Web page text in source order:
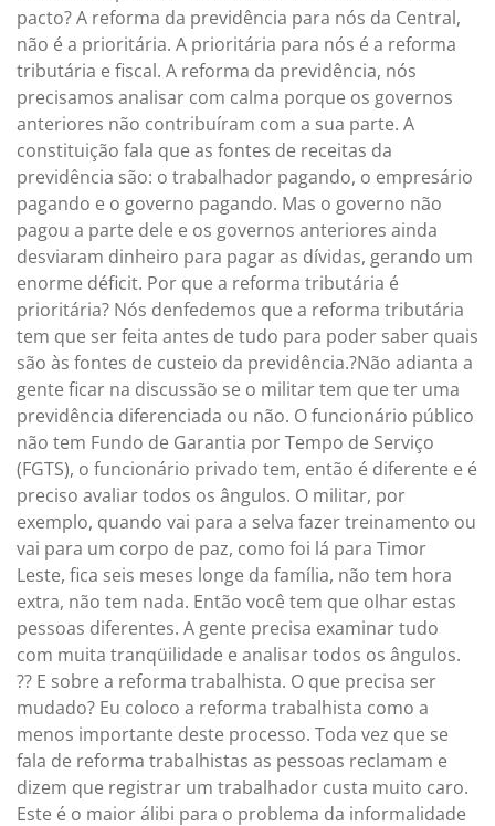
pacto? A reforma da previdência para nós da Central,
não é a prioritária. A prioritária para nós é a reforma
tributária e fiscal. A reforma da previdência, nós
precisamos analisar com calma porque os governos
anteriores não contribuíram com a sua parte. A
constituição fala que as fontes de receitas da
previdência são: o trabalhador pagando, o empresário
pagando e o governo pagando. Mas o governo não
pagou a parte dele e os governos anteriores ainda
desviaram dinheiro para pagar as dívidas, gerando um
enorme déficit. Por que a reforma tributária é
prioritária? Nós denfedemos que a reforma tributária
tem que ser feita antes de tudo para poder saber quais
são às fontes de custeio da previdência.?Não adianta a
gente ficar na discussão se o militar tem que ter uma
previdência diferenciada ou não. O funcionário público
não tem Fundo de Garantia por Tempo de Serviço
(FGTS), o funcionário privado tem, então é diferente e é
preciso avaliar todos os ângulos. O militar, por
exemplo, quando vai para a selva fazer treinamento ou
vai para um corpo de paz, como foi lá para Timor
Leste, fica seis meses longe da família, não tem hora
extra, não tem nada. Então você tem que olhar estas
pessoas diferentes. A gente precisa examinar tudo
com muita tranqüilidade e analisar todos os ângulos.
?? E sobre a reforma trabalhista. O que precisa ser
mudado? Eu coloco a reforma trabalhista como a
menos importante deste processo. Toda vez que se
fala de reforma trabalhistas as pessoas reclamam e
dizem que registrar um trabalhador custa muito caro.
Este é o maior álibi para o problema da informalidade